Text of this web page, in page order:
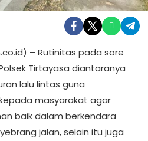
– Rutinitas pada sore
Tirtayasa diantaranya
lalu lintas guna
masyarakat agar
baik dalam berkendara
jalan, selain itu juga